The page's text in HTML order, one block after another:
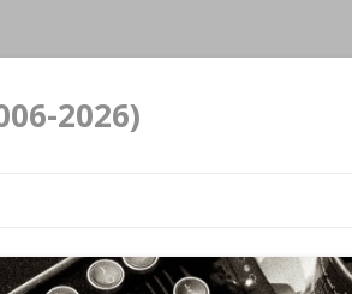
2026)